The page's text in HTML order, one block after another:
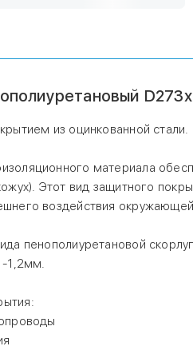
из оцинкованной стали.
материала
Этот вид защитного
воздействия
пенополиуретановой
-1,2мм.